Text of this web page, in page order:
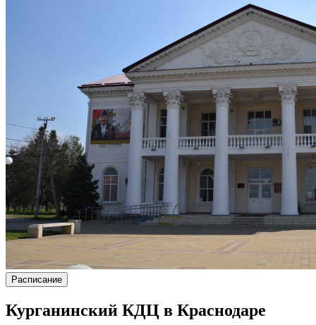
Расписание
Курганинский КДЦ в Краснодаре